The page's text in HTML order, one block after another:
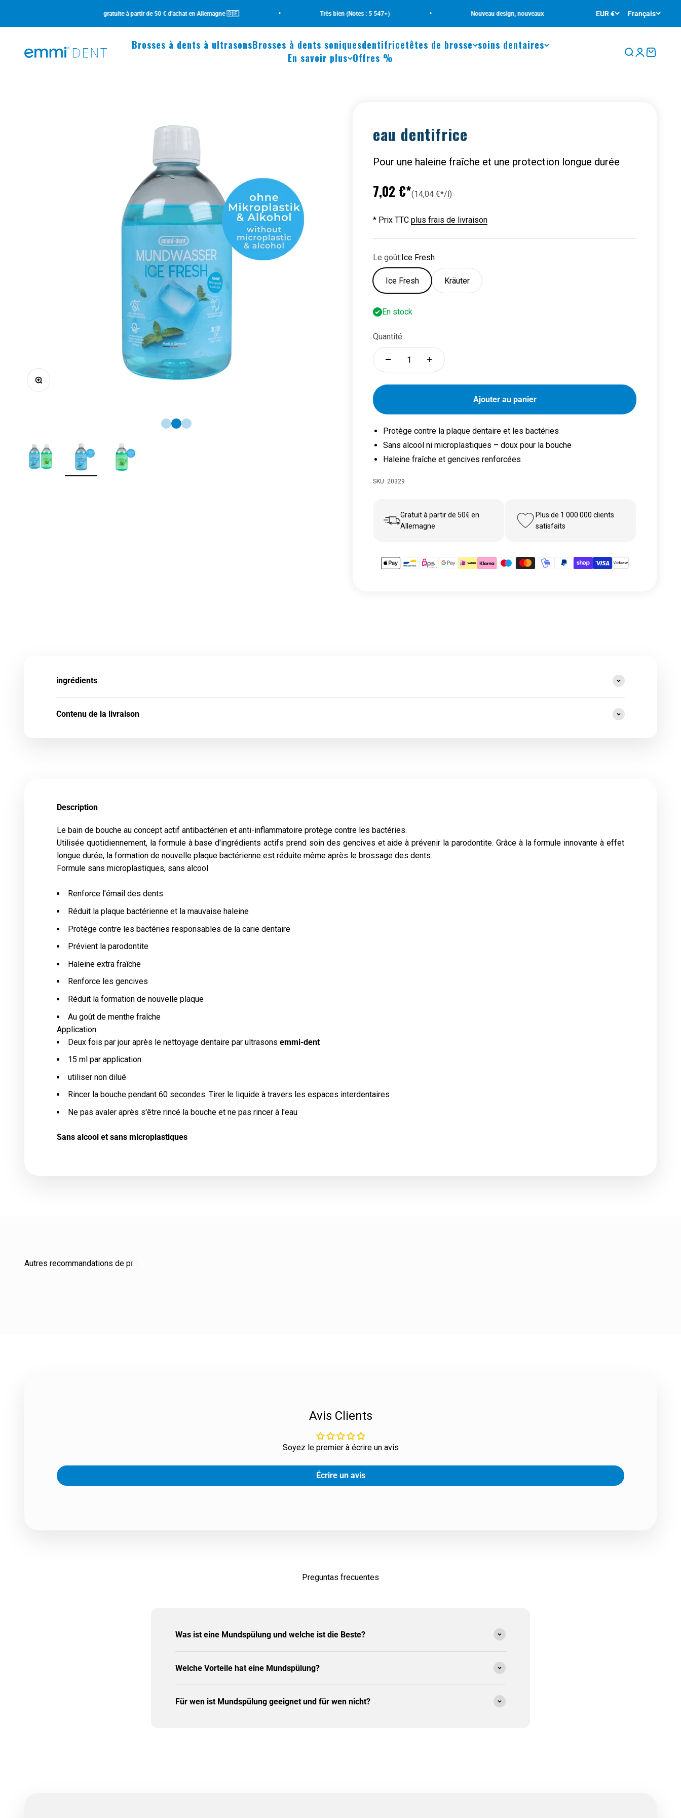
Livraison gratuite à partir de 50 € d'achat en Allemagne 🇩🇪 Très bien (Notes : 5 547+) Nouveau design, nouveaux points forts ! • Livraison
EUR € Français
Brosses à dents à ultrasonsBrosses à dents soniquesdentifricetêtes de brosse soins dentaires
En savoir plus Offres %
emmi-dent Recherche
Connexion
Panier
Zoomer sur l'image
Aller à l'élément 1
Aller à l'élément 2
Aller à l'élément 3
eau dentifrice
Pour une haleine fraîche et une protection longue durée
Prix de vente
7,02 €*(14,04 €*/l)
* Prix TTC plus frais de livraison
Le goût:Ice Fresh
Ice Fresh Kräuter
En stock
Quantité:
Ajouter au panier
Protège contre la plaque dentaire et les bactéries
Sans alcool ni microplastiques – doux pour la bouche
Haleine fraîche et gencives renforcées
SKU: 20329
Gratuit à partir de 50€ en
Allemagne
Plus de 1 000 000 clients
satisfaits
ingrédients
Contenu de la livraison
Description
Le bain de bouche au concept actif antibactérien et anti-inflammatoire protège contre les bactéries.
Utilisée quotidiennement, la formule à base d'ingrédients actifs prend soin des gencives et aide à prévenir la parodontite. Grâce à la formule innovante à effet
longue durée, la formation de nouvelle plaque bactérienne est réduite même après le brossage des dents.
Formule sans microplastiques, sans alcool
Renforce l'émail des dents
Réduit la plaque bactérienne et la mauvaise haleine
Protège contre les bactéries responsables de la carie dentaire
Prévient la parodontite
Haleine extra fraîche
Renforce les gencives
Réduit la formation de nouvelle plaque
Au goût de menthe fraîche
Application:
Deux fois par jour après le nettoyage dentaire par ultrasons emmi-dent
15 ml par application
utiliser non dilué
Rincer la bouche pendant 60 secondes. Tirer le liquide à travers les espaces interdentaires
Ne pas avaler après s'être rincé la bouche et ne pas rincer à l'eau
Sans alcool et sans microplastiques
Avis Clients
Soyez le premier à écrire un avis
Écrire un avis
Preguntas frecuentes
Was ist eine Mundspülung und welche ist die Beste?
Welche Vorteile hat eine Mundspülung?
Für wen ist Mundspülung geeignet und für wen nicht?